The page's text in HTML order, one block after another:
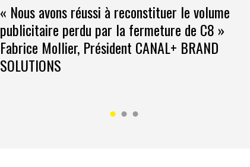
« Nous avons réussi à reconstituer le volume
publicitaire perdu par la fermeture de C8 »
Fabrice Mollier, Président CANAL+ BRAND
SOLUTIONS